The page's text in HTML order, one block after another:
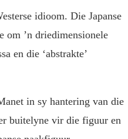
idioom. Die Japanse
om ’n driedimensionele
en die ‘abstrakte’
in sy hantering van die
buitelyne vir die figuur en